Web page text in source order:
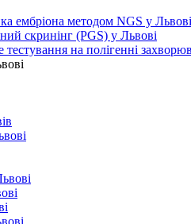
ембріона методом NGS у Львові
скринінг (PGS) у Львові
на полігенні